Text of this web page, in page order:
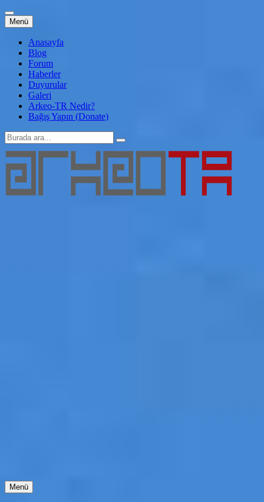
Menü İçeriğe
atla
Anasayfa
Blog
Forum
Haberler
Duyurular
Galeri
Arkeo-TR Nedir?
Bağış Yapın (Donate)
Arama:
Menü İçeriğe
atla